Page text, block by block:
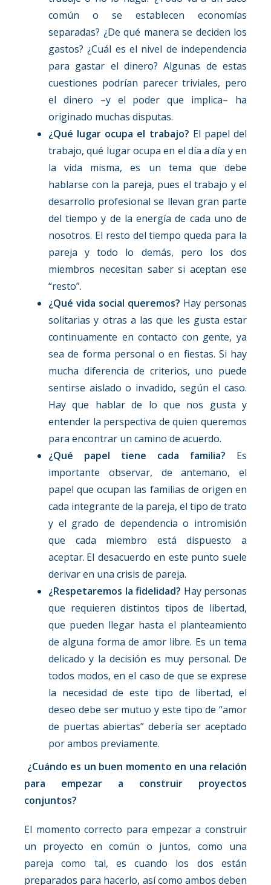
común o se establecen economías
separadas? ¿De qué manera se deciden los
gastos? ¿Cuál es el nivel de independencia
para gastar el dinero? Algunas de estas
cuestiones podrían parecer triviales, pero
el dinero –y el poder que implica– ha
originado muchas disputas.
¿Qué lugar ocupa el trabajo? El papel del
trabajo, qué lugar ocupa en el día a día y en
la vida misma, es un tema que debe
hablarse con la pareja, pues el trabajo y el
desarrollo profesional se llevan gran parte
del tiempo y de la energía de cada uno de
nosotros. El resto del tiempo queda para la
pareja y todo lo demás, pero los dos
miembros necesitan saber si aceptan ese
“resto”.
¿Qué vida social queremos? Hay personas
solitarias y otras a las que les gusta estar
continuamente en contacto con gente, ya
sea de forma personal o en fiestas. Si hay
mucha diferencia de criterios, uno puede
sentirse aislado o invadido, según el caso.
Hay que hablar de lo que nos gusta y
entender la perspectiva de quien queremos
para encontrar un camino de acuerdo.
¿Qué papel tiene cada familia? Es
importante observar, de antemano, el
papel que ocupan las familias de origen en
cada integrante de la pareja, el tipo de trato
y el grado de dependencia o intromisión
que cada miembro está dispuesto a
aceptar. El desacuerdo en este punto suele
derivar en una crisis de pareja.
¿Respetaremos la fidelidad? Hay personas
que requieren distintos tipos de libertad,
que pueden llegar hasta el planteamiento
de alguna forma de amor libre. Es un tema
delicado y la decisión es muy personal. De
todos modos, en el caso de que se exprese
la necesidad de este tipo de libertad, el
deseo debe ser mutuo y este tipo de “amor
de puertas abiertas” debería ser aceptado
por ambos previamente.
¿Cuándo es un buen momento en una relación
para empezar a construir proyectos
conjuntos?
El momento correcto para empezar a construir
un proyecto en común o juntos, como una
pareja como tal, es cuando los dos están
preparados para hacerlo, así como ambos deben